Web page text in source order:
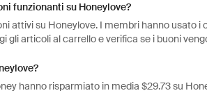
funzionanti su Honeylove?
attivi su Honeylove. I membri hanno usato
gli articoli al carrello e verifica se i buoni
hanno risparmiato in media $29.73 su